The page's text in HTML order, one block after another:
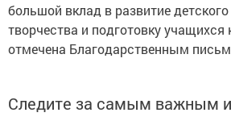
большой вклад в развитие
творчества и подготовку учащихся
отмечена Благодарственным
Следите за самым важным